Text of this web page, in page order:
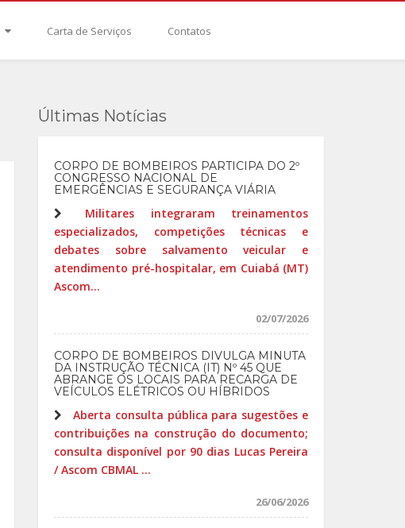
Carta de Serviços Contatos
Últimas Notícias
CORPO DE BOMBEIROS PARTICIPA DO 2º
CONGRESSO NACIONAL DE
EMERGÊNCIAS E SEGURANÇA VIÁRIA
Militares integraram treinamentos
especializados, competições técnicas e
debates sobre salvamento veicular e
atendimento pré-hospitalar, em Cuiabá (MT)
Ascom...
02/07/2026
CORPO DE BOMBEIROS DIVULGA MINUTA
DA INSTRUÇÃO TÉCNICA (IT) Nº 45 QUE
ABRANGE OS LOCAIS PARA RECARGA DE
VEÍCULOS ELÉTRICOS OU HÍBRIDOS
Aberta consulta pública para sugestões e
contribuições na construção do documento;
consulta disponível por 90 dias Lucas Pereira
/ Ascom CBMAL ...
26/06/2026